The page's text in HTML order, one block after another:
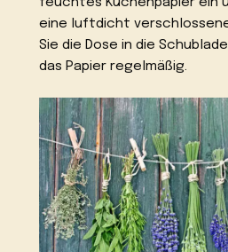
eine luftdicht
Sie die Dose in die
das Papier regelmäßig.